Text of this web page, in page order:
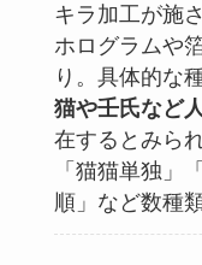
キラ加工が施
ホログラムや
り。具体的な
猫や壬氏など
在するとみら
「猫猫単独」
順」など数種